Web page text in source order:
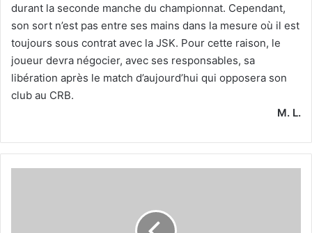
durant la seconde manche du championnat. Cependant,
son sort n’est pas entre ses mains dans la mesure où il est
toujours sous contrat avec la JSK. Pour cette raison, le
joueur devra négocier, avec ses responsables, sa
libération après le match d’aujourd’hui qui opposera son
club au CRB.
M. L.